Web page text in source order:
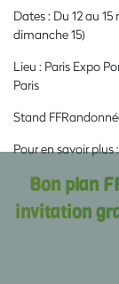
Dates : Du 12 au
dimanche 15)
Lieu : Paris Expo
Paris
Stand
Pour en savoir plus
Bon plan
invitation